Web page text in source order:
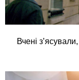
Вчені